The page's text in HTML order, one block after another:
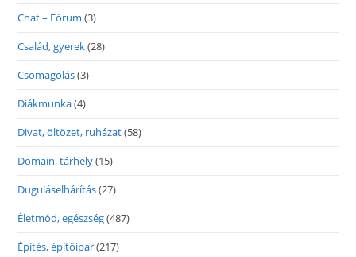
Chat – Fórum (3)
Család, gyerek(28)
Csomagolás(3)
Diákmunka(4)
Divat, öltözet, ruházat(58)
Domain, tárhely(15)
Duguláselhárítás(27)
Életmód, egészség(487)
Építés, építőipar(217)